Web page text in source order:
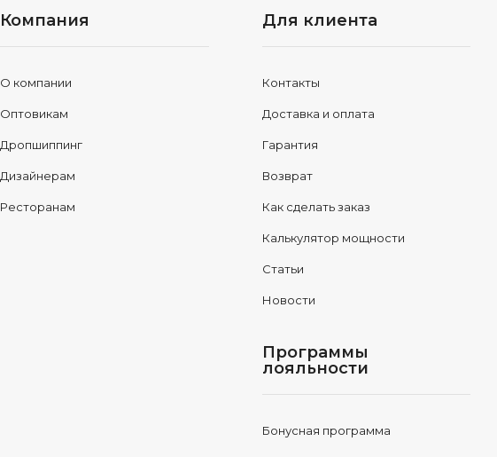
Компания
О компании
Оптовикам
Дропшиппинг
Дизайнерам
Ресторанам
Для клиента
Контакты
Доставка и оплата
Гарантия
Возврат
Как сделать заказ
Калькулятор мощности
Статьи
Новости
Программы
лояльности
Бонусная программа